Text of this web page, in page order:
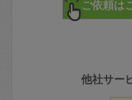
他社サー